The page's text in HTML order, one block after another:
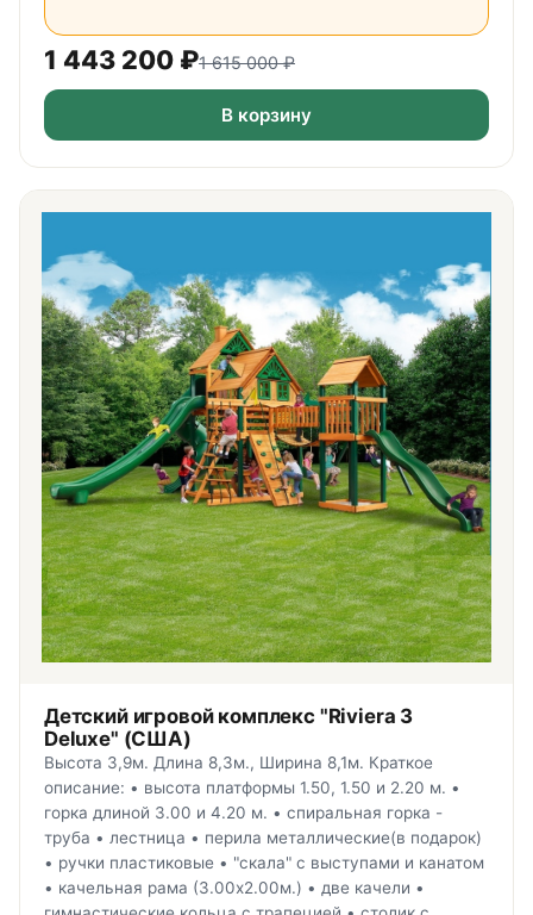
1 443 200 ₽1 615 000₽
В корзину
Детский игровой комплекс "Riviera 3
Deluxe" (США)
Высота 3,9м. Длина 8,3м., Ширина 8,1м. Краткое
описание: • высота платформы 1.50, 1.50 и 2.20 м. •
горка длиной 3.00 и 4.20 м. • спиральная горка -
труба • лестница • перила металлические(в подарок)
• ручки пластиковые • "скала" с выступами и канатом
• качельная рама (3.00х2.00м.) • две качели •